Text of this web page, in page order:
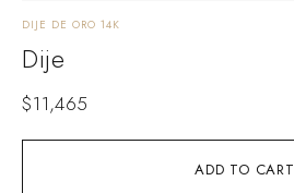
ADD TO CART
DIJE DE ORO 14K
Dije
$11,465